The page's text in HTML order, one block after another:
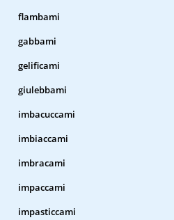
flambami
gabbami
gelificami
giulebbami
imbacuccami
imbiaccami
imbracami
impaccami
impasticcami